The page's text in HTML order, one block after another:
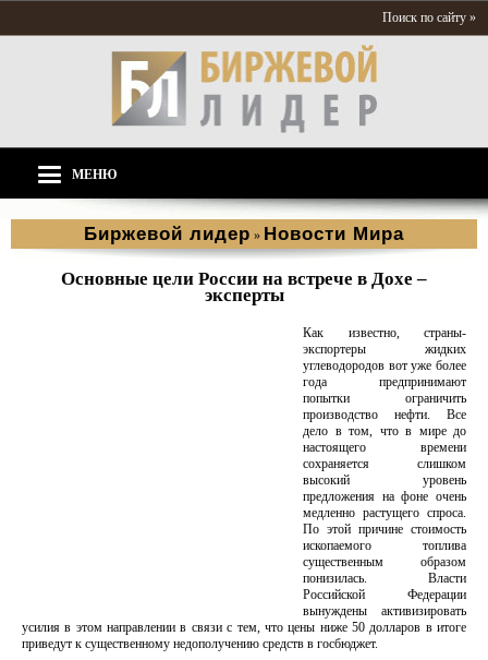
Поиск по сайту »
МЕНЮ
Биржевой лидер » Новости Мира
Основные цели России на встрече в Дохе –
эксперты
Как известно, страны-
экспортеры жидких
углеводородов вот уже более
года предпринимают
попытки ограничить
производство нефти. Все
дело в том, что в мире до
настоящего времени
сохраняется слишком
высокий уровень
предложения на фоне очень
медленно растущего спроса.
По этой причине стоимость
ископаемого топлива
существенным образом
понизилась. Власти
Российской Федерации
вынуждены активизировать
усилия в этом направлении в связи с тем, что цены ниже 50 долларов в итоге
приведут к существенному недополучению средств в госбюджет.